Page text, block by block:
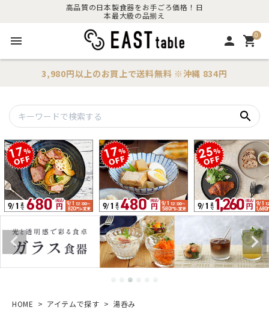
高品質の日本製食器をお手ごろ価格！日
本最大級の品揃え
menu person 0
shopping_cart
3,980円以上のお買上で送料無料 ※沖縄 834円
search
HOME アイテムで探す
湯呑み